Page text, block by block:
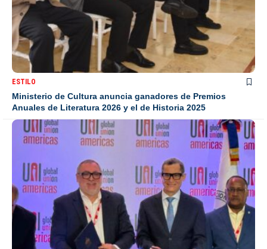
ESTILO
Ministerio de Cultura anuncia ganadores de Premios
Anuales de Literatura 2026 y el de Historia 2025